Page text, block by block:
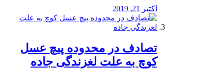
اکتبر 21, 2019
تصادف در محدوده پیچ عسل
کوچ به علت لغزندگی جاده